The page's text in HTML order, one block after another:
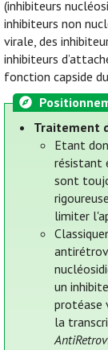
(inhibiteurs
inhibiteurs non
virale, des
inhibiteurs
fonction capside
Traitement
Etant
résistant
sont
limiter
un
protéase
la